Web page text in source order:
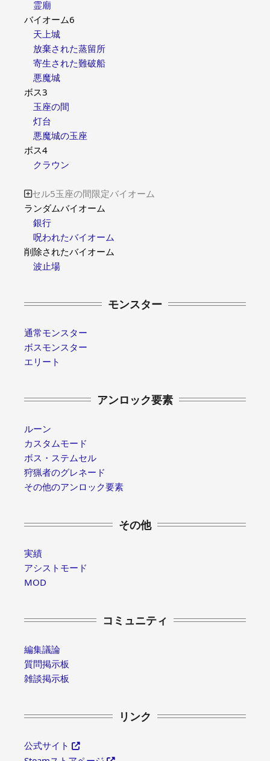
霊廟
バイオーム6
天上城
放棄された蒸留所
寄生された難破船
悪魔城
ボス3
玉座の間
灯台
悪魔城の玉座
ボス4
クラウン
セル5玉座の間限定バイオーム
ランダムバイオーム
銀行
呪われたバイオーム
削除されたバイオーム
波止場
モンスター
通常モンスター
ボスモンスター
エリート
アンロック要素
ルーン
カスタムモード
ボス・ステムセル
狩猟者のグレネード
その他のアンロック要素
その他
実績
アシストモード
MOD
コミュニティ
編集議論
質問掲示板
雑談掲示板
リンク
公式サイト